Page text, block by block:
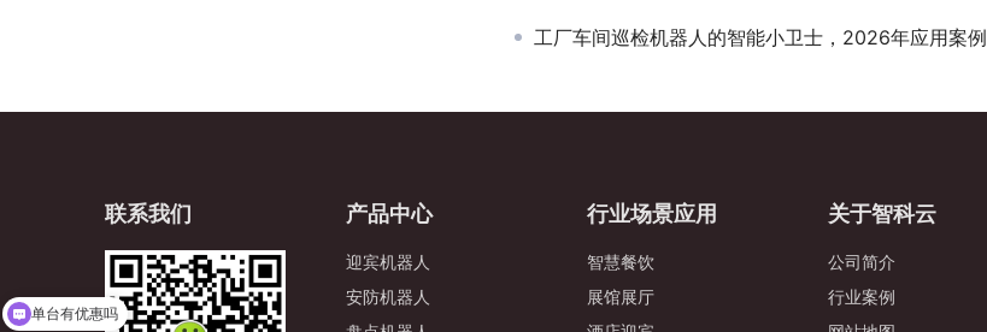
工厂车间巡检机器人的智能小卫士，2026年应用案例
联系我们 产品中心
迎宾机器人
安防机器人
行业场景应用
智慧餐饮
展馆展厅
关于智科云
公司简介
行业案例
单台有优惠吗